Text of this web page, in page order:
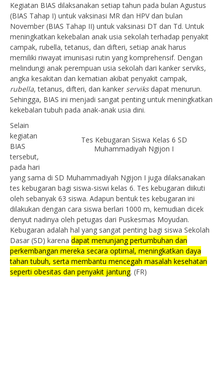
Kegiatan BIAS dilaksanakan setiap tahun pada bulan Agustus
(BIAS Tahap I) untuk vaksinasi MR dan HPV dan bulan
November (BIAS Tahap II) untuk vaksinasi DT dan Td. Untuk
meningkatkan kekebalan anak usia sekolah terhadap penyakit
campak, rubella, tetanus, dan difteri, setiap anak harus
memiliki riwayat imunisasi rutin yang komprehensif. Dengan
melindungi anak perempuan usia sekolah dari kanker serviks,
angka kesakitan dan kematian akibat penyakit campak,
rubella, tetanus, difteri, dan kanker serviksdapat menurun.
Sehingga, BIAS ini menjadi sangat penting untuk meningkatkan
kekebalan tubuh pada anak-anak usia dini.
Tes Kebugaran Siswa Kelas 6 SD
Muhammadiyah Ngijon I
Selain
kegiatan
BIAS
tersebut,
pada hari
yang sama di SD Muhammadiyah Ngijon I juga dilaksanakan
tes kebugaran bagi siswa-siswi kelas 6. Tes kebugaran diikuti
oleh sebanyak 63 siswa. Adapun bentuk tes kebugaran ini
dilakukan dengan cara siswa berlari 1000 m, kemudian dicek
denyut nadinya oleh petugas dari Puskesmas Moyudan.
Kebugaran adalah hal yang sangat penting bagi siswa Sekolah
Dasar (SD) karena dapat menunjang pertumbuhan dan
perkembangan mereka secara optimal, meningkatkan daya
tahan tubuh, serta membantu mencegah masalah kesehatan
seperti obesitas dan penyakit jantung. (FR)